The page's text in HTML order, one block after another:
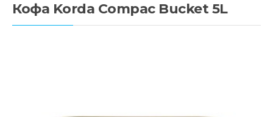
Кофа Korda Compac Bucket 5L